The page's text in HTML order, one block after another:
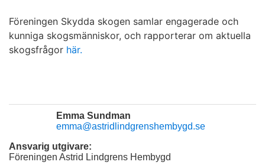
Föreningen Skydda skogen samlar engagerade och
kunniga skogsmänniskor, och rapporterar om aktuella
skogsfrågor här.
Emma Sundman
emma@astridlindgrenshembygd.se
Ansvarig utgivare:
Föreningen Astrid Lindgrens Hembygd